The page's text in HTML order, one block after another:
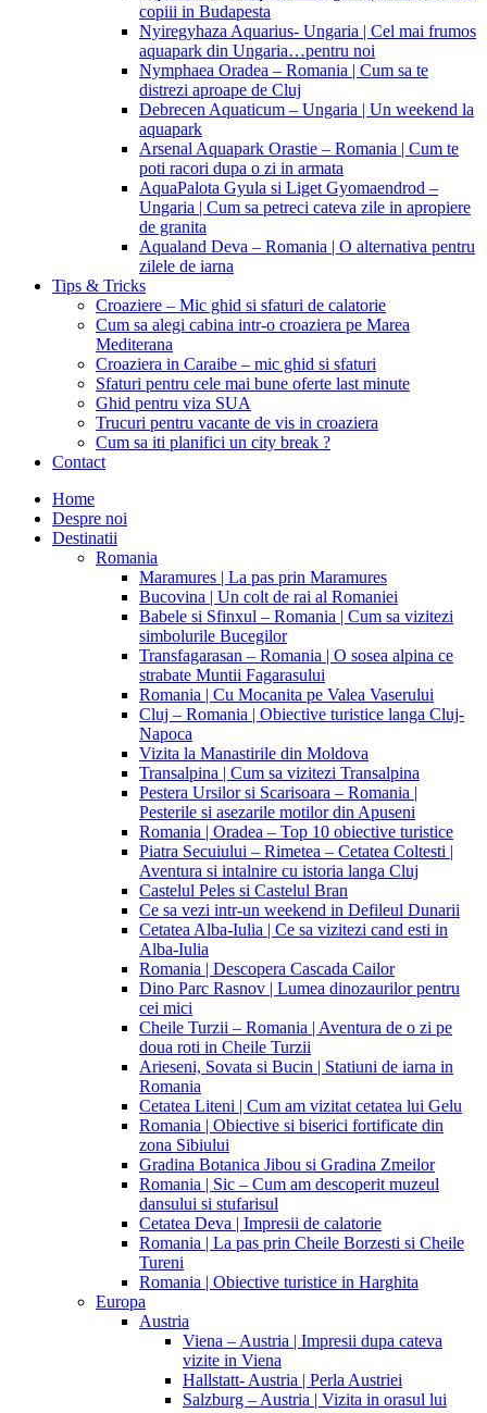
copiii in Budapesta
Nyiregyhaza Aquarius- Ungaria | Cel mai frumos
aquapark din Ungaria…pentru noi
Nymphaea Oradea – Romania | Cum sa te
distrezi aproape de Cluj
Debrecen Aquaticum – Ungaria | Un weekend la
aquapark
Arsenal Aquapark Orastie – Romania | Cum te
poti racori dupa o zi in armata
AquaPalota Gyula si Liget Gyomaendrod –
Ungaria | Cum sa petreci cateva zile in apropiere
de granita
Aqualand Deva – Romania | O alternativa pentru
zilele de iarna
Tips & Tricks
Croaziere – Mic ghid si sfaturi de calatorie
Cum sa alegi cabina intr-o croaziera pe Marea
Mediterana
Croaziera in Caraibe – mic ghid si sfaturi
Sfaturi pentru cele mai bune oferte last minute
Ghid pentru viza SUA
Trucuri pentru vacante de vis in croaziera
Cum sa iti planifici un city break ?
Contact
Home
Despre noi
Destinatii
Romania
Maramures | La pas prin Maramures
Bucovina | Un colt de rai al Romaniei
Babele si Sfinxul – Romania | Cum sa vizitezi
simbolurile Bucegilor
Transfagarasan – Romania | O sosea alpina ce
strabate Muntii Fagarasului
Romania | Cu Mocanita pe Valea Vaserului
Cluj – Romania | Obiective turistice langa Cluj-
Napoca
Vizita la Manastirile din Moldova
Transalpina | Cum sa vizitezi Transalpina
Pestera Ursilor si Scarisoara – Romania |
Pesterile si asezarile motilor din Apuseni
Romania | Oradea – Top 10 obiective turistice
Piatra Secuiului – Rimetea – Cetatea Coltesti |
Aventura si intalnire cu istoria langa Cluj
Castelul Peles si Castelul Bran
Ce sa vezi intr-un weekend in Defileul Dunarii
Cetatea Alba-Iulia | Ce sa vizitezi cand esti in
Alba-Iulia
Romania | Descopera Cascada Cailor
Dino Parc Rasnov | Lumea dinozaurilor pentru
cei mici
Cheile Turzii – Romania | Aventura de o zi pe
doua roti in Cheile Turzii
Arieseni, Sovata si Bucin | Statiuni de iarna in
Romania
Cetatea Liteni | Cum am vizitat cetatea lui Gelu
Romania | Obiective si biserici fortificate din
zona Sibiului
Gradina Botanica Jibou si Gradina Zmeilor
Romania | Sic – Cum am descoperit muzeul
dansului si stufarisul
Cetatea Deva | Impresii de calatorie
Romania | La pas prin Cheile Borzesti si Cheile
Tureni
Romania | Obiective turistice in Harghita
Europa
Austria
Viena – Austria | Impresii dupa cateva
vizite in Viena
Hallstatt- Austria | Perla Austriei
Salzburg – Austria | Vizita in orasul lui